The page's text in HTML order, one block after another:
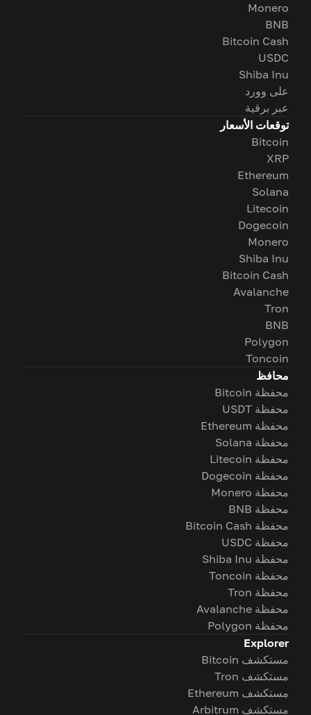
Monero
BNB
Bitcoin Cash
USDC
Shiba Inu
على وورد
عبر برقية
توقعات الأسعار
Bitcoin
XRP
Ethereum
Solana
Litecoin
Dogecoin
Monero
Shiba Inu
Bitcoin Cash
Avalanche
Tron
BNB
Polygon
Toncoin
محافظ
محفظة Bitcoin
محفظة USDT
محفظة Ethereum
محفظة Solana
محفظة Litecoin
محفظة Dogecoin
محفظة Monero
محفظة BNB
محفظة Bitcoin Cash
محفظة USDC
محفظة Shiba Inu
محفظة Toncoin
محفظة Tron
محفظة Avalanche
محفظة Polygon
Explorer
مستكشف Bitcoin
مستكشف Tron
مستكشف Ethereum
مستكشف Arbitrum